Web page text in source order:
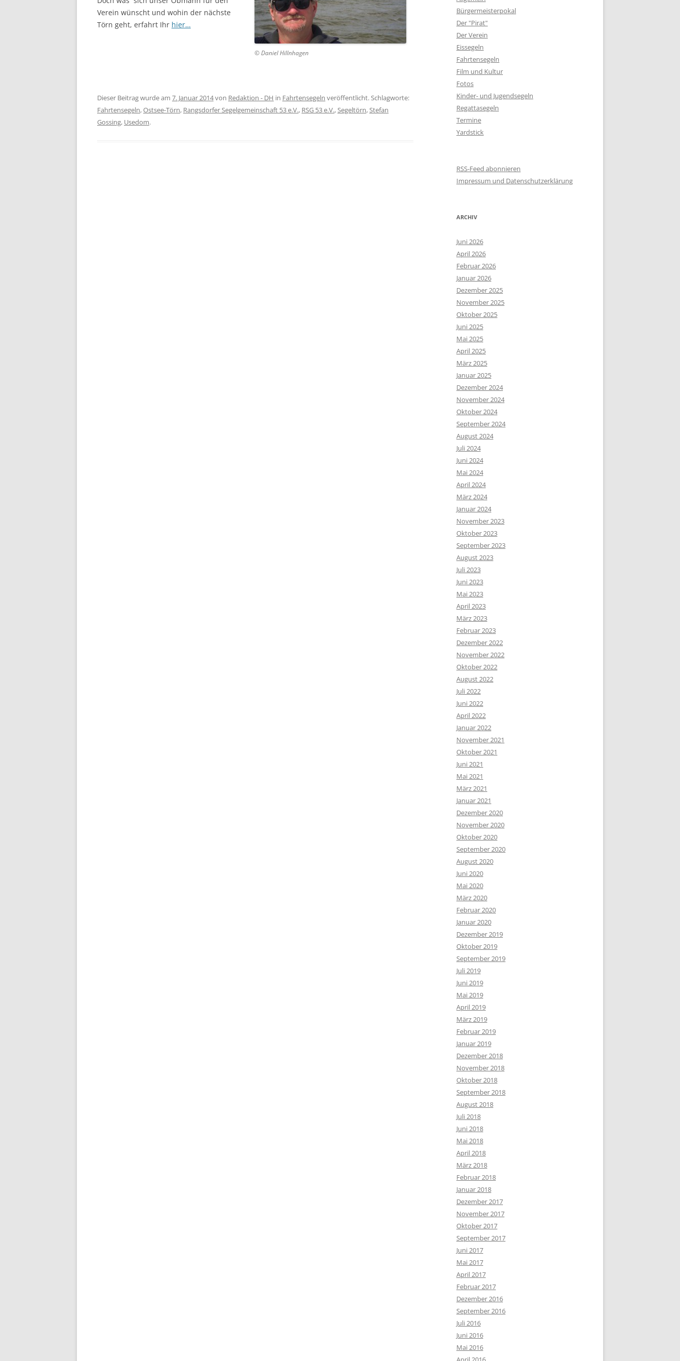
© Daniel Hillnhagen
Verein wünscht und wohin der nächste
Törn geht, erfahrt Ihr hier…
Dieser Beitrag wurde am 7. Januar 2014von Redaktion - DH in Fahrtensegeln veröffentlicht. Schlagworte:
Fahrtensegeln,Ostsee-Törn, Rangsdorfer Segelgemeinschaft 53 e.V., RSG 53 e.V.,Segeltörn,Stefan
Gossing, Usedom.
Bürgermeisterpokal
Der "Pirat"
Der Verein
Eissegeln
Fahrtensegeln
Film und Kultur
Fotos
Kinder- und Jugendsegeln
Regattasegeln
Termine
Yardstick
RSS-Feed abonnieren
Impressum und Datenschutzerklärung
ARCHIV
Juni 2026
April 2026
Februar 2026
Januar 2026
Dezember 2025
November 2025
Oktober 2025
Juni 2025
Mai 2025
April 2025
März 2025
Januar 2025
Dezember 2024
November 2024
Oktober 2024
September 2024
August 2024
Juli 2024
Juni 2024
Mai 2024
April 2024
März 2024
Januar 2024
November 2023
Oktober 2023
September 2023
August 2023
Juli 2023
Juni 2023
Mai 2023
April 2023
März 2023
Februar 2023
Dezember 2022
November 2022
Oktober 2022
August 2022
Juli 2022
Juni 2022
April 2022
Januar 2022
November 2021
Oktober 2021
Juni 2021
Mai 2021
März 2021
Januar 2021
Dezember 2020
November 2020
Oktober 2020
September 2020
August 2020
Juni 2020
Mai 2020
März 2020
Februar 2020
Januar 2020
Dezember 2019
Oktober 2019
September 2019
Juli 2019
Juni 2019
Mai 2019
April 2019
März 2019
Februar 2019
Januar 2019
Dezember 2018
November 2018
Oktober 2018
September 2018
August 2018
Juli 2018
Juni 2018
Mai 2018
April 2018
März 2018
Februar 2018
Januar 2018
Dezember 2017
November 2017
Oktober 2017
September 2017
Juni 2017
Mai 2017
April 2017
Februar 2017
Dezember 2016
September 2016
Juli 2016
Juni 2016
Mai 2016